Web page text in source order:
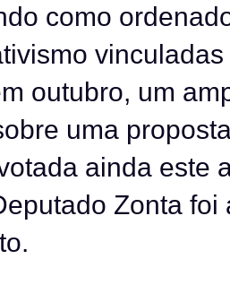
como
outubro, um
uma
ainda este
Zonta